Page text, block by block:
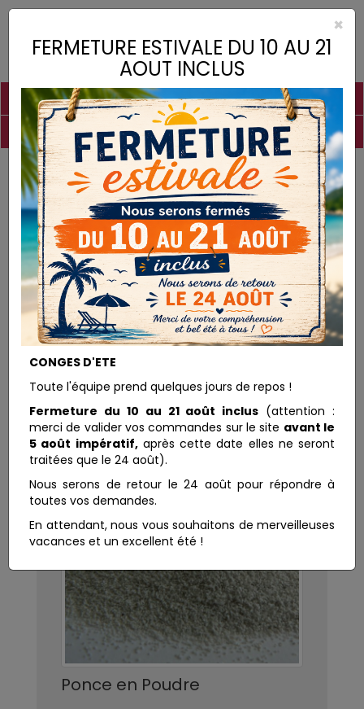
Toggle
PIGMENTS CHAUX CHARGES LIANTS
COLLES DROGUERIE MATÉRIEL DESTOCKAGE
Charges Ponce en Poudre
CHARGES
Ponce en Poudre
×
FERMETURE ESTIVALE DU 10 AU 21
AOUT INCLUS
CONGES D'ETE
Toute l'équipe prend quelques jours de repos !
Fermeture du 10 au 21 août inclus (attention :
merci de valider vos commandes sur le site avant le
5 août impératif,après cette date elles ne seront
traitées que le 24 août).
Nous serons de retour le 24 août pour répondre à
toutes vos demandes.
En attendant, nous vous souhaitons de merveilleuses
vacances et un excellent été !